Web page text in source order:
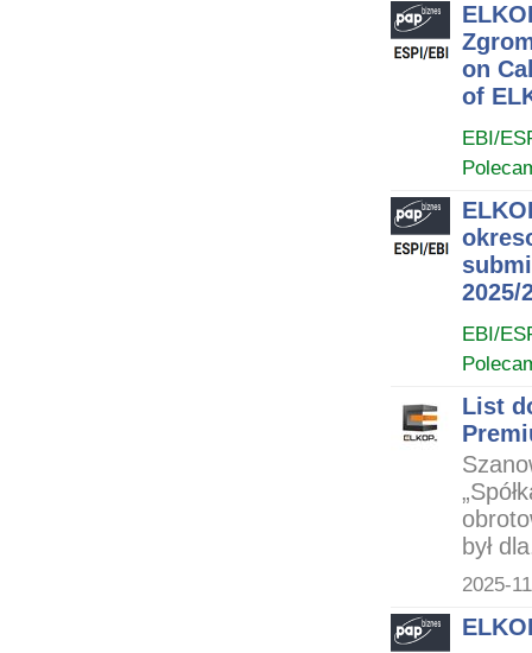
on
of
EBI/
2025/
EBI/
List
był
2025-